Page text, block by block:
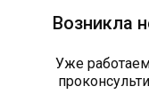
Возникла
Уже